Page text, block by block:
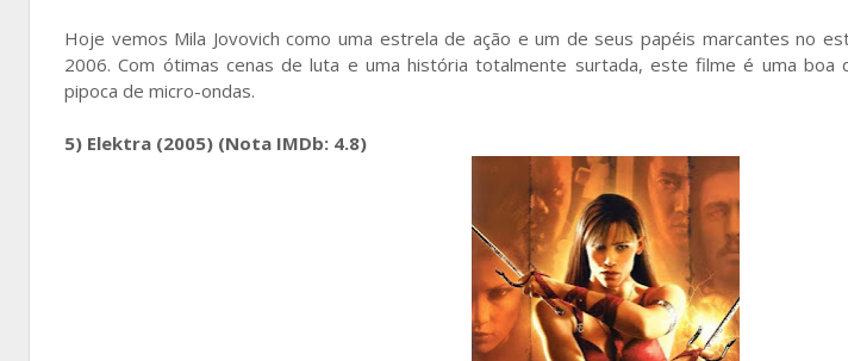
Hoje vemos Mila Jovovich como uma estrela de ação e um de seus papéis marcantes no
2006. Com ótimas cenas de luta e uma história totalmente surtada, este filme é uma boa
pipoca de micro-ondas.
5) Elektra (2005) (Nota IMDb: 4.8)